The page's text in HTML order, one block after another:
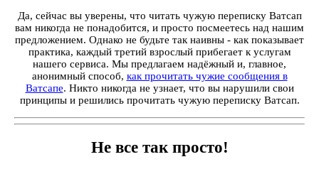
Да, сейчас вы уверены, что читать чужую переписку Ватсап
вам никогда не понадобится, и просто посмеетесь над нашим
предложением. Однако не будьте так наивны - как показывает
практика, каждый третий взрослый прибегает к услугам
нашего сервиса. Мы предлагаем надёжный и, главное,
анонимный способ, как прочитать чужие сообщения в
Ватсапе. Никто никогда не узнает, что вы нарушили свои
принципы и решились прочитать чужую переписку Ватсап.
Не все так просто!